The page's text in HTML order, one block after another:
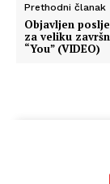
Prethodni članak
Objavljen
za veliku
“You” (VIDEO)